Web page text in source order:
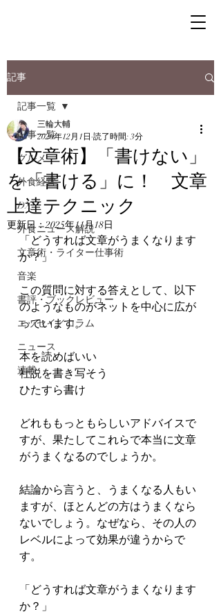
記事
記事一覧
グルメ
外食経営
DX
外食ニュース解説
文章術・ライター仕事術
音楽
書評・ブックレビュー
エッセイ／コラム
ニュース
連載
記事一覧
【文章術】「書けない」
を「書ける」に！ 文章
上達テクニック
三輪大輔
2020年12月1日 読了時間: 3分
更新日：2025年11月18日
「どうすれば文章がうまくなります
か？」
この質問に対する答えとして、以下
のようなものがネットを中心に広が
っています。
本を読めばいい
社説を書き写そう
ひたすら書け
どれももっともらしいアドバイスで
すが、果たしてこれらで本当に文章
がうまくなるのでしょうか。
結論から言うと、うまくなる人もい
ますが、ほとんどの方はうまくなら
ないでしょう。なぜなら、その人の
レベルによって効果が違うからで
す。
「どうすれば文章がうまくなります
か？」